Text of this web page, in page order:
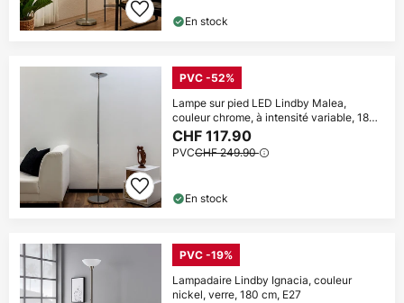
En stock
PVC -52%
Lampe sur pied LED Lindby Malea,
couleur chrome, à intensité variable, 180
cm
CHF 117.90
PVCCHF 249.90
En stock
PVC -19%
Lampadaire Lindby Ignacia, couleur
nickel, verre, 180 cm, E27